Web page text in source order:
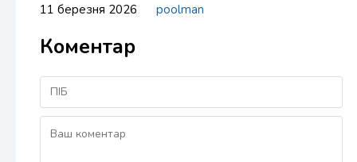
11 березня 2026 poolman
Коментар